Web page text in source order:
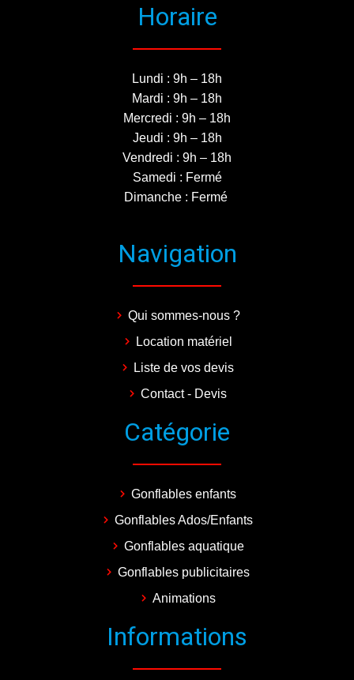
Horaire
Lundi : 9h – 18h
Mardi : 9h – 18h
Mercredi : 9h – 18h
Jeudi : 9h – 18h
Vendredi : 9h – 18h
Samedi : Fermé
Dimanche : Fermé
Navigation
Qui sommes-nous ?
Location matériel
Liste de vos devis
Contact - Devis
Catégorie
Gonflables enfants
Gonflables Ados/Enfants
Gonflables aquatique
Gonflables publicitaires
Animations
Informations